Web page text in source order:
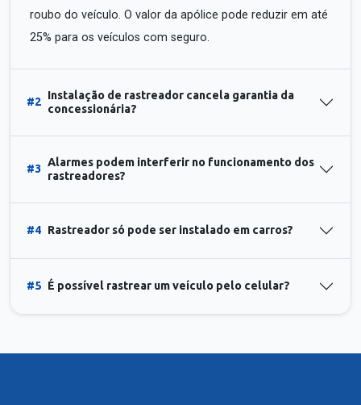
roubo do veículo. O valor da apólice pode reduzir em até
25% para os veículos com seguro.
#2
Instalação de rastreador cancela garantia da
concessionária?
#3
Alarmes podem interferir no funcionamento dos
rastreadores?
#4 Rastreador só pode ser instalado em carros?
#5 É possível rastrear um veículo pelo celular?